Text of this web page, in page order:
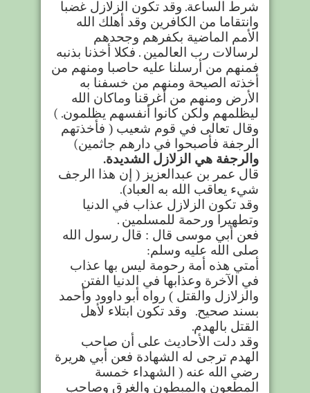
شرط الساعة. وقد تكون الزلازل غضبا
وانتقاما من الكافرين وقد أهلك الله
الأمم الماضية بكفرهم وجحدهم
لرسالات رب العالمين . فكلا أخذنا بذنبه
فمنهم من أرسلنا عليه حاصبا ومنهم من
أخذته الصيحة ومنهم من خسفنا به
الأرض ومنهم من أغرقنا وماكان الله
ليظلمهم ولكن كانوا أنفسهم يظلمون( .
وقال تعالى في قوم شعيب ( فأخذتهم
الرجفة فأصبحوا في دارهم جاثمين(
والرجفة هي الزلازل الشديدة.
قال عمر بن عبدالعزيز ( إن هذا الرجف
شيء يعاقب الله به العباد)
.
وقد تكون الزلازل عذاب في الدنيا
وتطهيرا ورحمة للمسلمين .
فعن أبي موسى قال : قال رسول الله
صلى الله عليه وسلم:
أمتي هذه أمة رحومة ليس بها عذاب
في الآخرة وعذابها في الدنيا الفتن
والزلازل والقتل ) رواه أبو داوود وأحمد
بسند صحيح.
وقد تكون ابتلاء لأهل
القتل بالهدم.
وقد دلت الأحاديث على أن صاحب
الهدم ترجى له الشهادة فعن أبي هريرة
رضي الله عنه ( الشهداء خمسة
المطعون والمبطون والغرق وصاحب